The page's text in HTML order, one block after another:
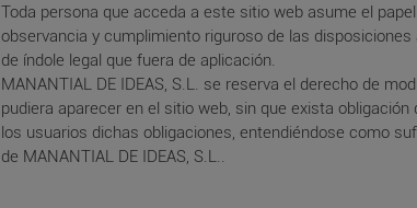
Toda persona que acceda a este sitio web asume el
observancia y cumplimiento riguroso de las
de índole legal que fuera de aplicación.
MANANTIAL DE IDEAS, S.L. se reserva el derecho de
pudiera aparecer en el sitio web, sin que exista
los usuarios dichas obligaciones, entendiéndose como
de MANANTIAL DE IDEAS, S.L..